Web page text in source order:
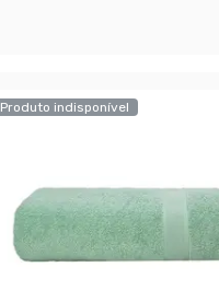
Produto indisponível